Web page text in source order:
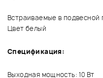
Встраиваемые в подвесной
Цвет белый
Спецификация:
Выходная мощность: 10 Вт